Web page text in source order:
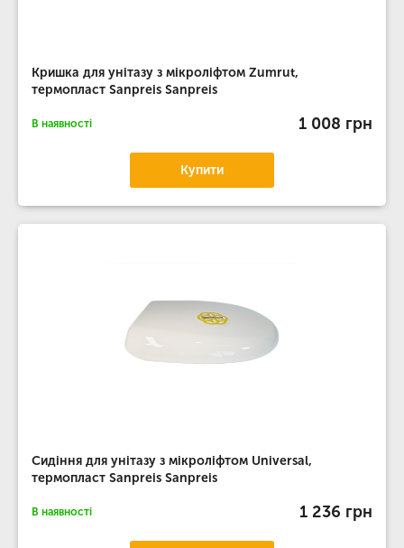
Кришка для унітазу з мікроліфтом Zumrut,
термопласт Sanpreis Sanpreis
В наявності 1 008 грн
Купити
Сидіння для унітазу з мікроліфтом Universal,
термопласт Sanpreis Sanpreis
В наявності 1 236 грн